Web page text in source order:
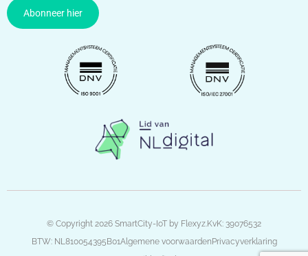
Abonneer hier
© Copyright 2026 SmartCity-IoT by Flexyz.KvK: 39076532
BTW: NL810054395B01Algemene voorwaarden Privacyverklaring